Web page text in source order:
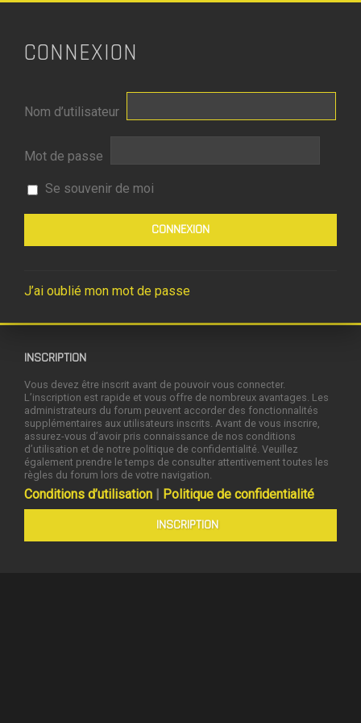
CONNEXION
Nom d’utilisateur
Mot de passe
Se souvenir de moi
J’ai oublié mon mot de passe
INSCRIPTION
Vous devez être inscrit avant de pouvoir vous connecter.
L’inscription est rapide et vous offre de nombreux avantages. Les
administrateurs du forum peuvent accorder des fonctionnalités
supplémentaires aux utilisateurs inscrits. Avant de vous inscrire,
assurez-vous d’avoir pris connaissance de nos conditions
d’utilisation et de notre politique de confidentialité. Veuillez
également prendre le temps de consulter attentivement toutes les
règles du forum lors de votre navigation.
Conditions d’utilisation | Politique de confidentialité
INSCRIPTION